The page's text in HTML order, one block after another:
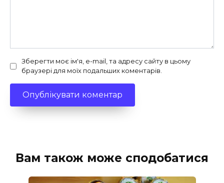
Зберегти моє ім'я, e-mail, та адресу сайту в цьому
браузері для моїх подальших коментарів.
Вам також може сподобатися